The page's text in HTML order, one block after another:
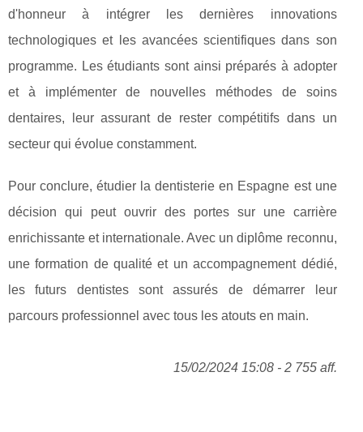
d'honneur à intégrer les dernières innovations
technologiques et les avancées scientifiques dans son
programme. Les étudiants sont ainsi préparés à adopter
et à implémenter de nouvelles méthodes de soins
dentaires, leur assurant de rester compétitifs dans un
secteur qui évolue constamment.
Pour conclure, étudier la dentisterie en Espagne est une
décision qui peut ouvrir des portes sur une carrière
enrichissante et internationale. Avec un diplôme reconnu,
une formation de qualité et un accompagnement dédié,
les futurs dentistes sont assurés de démarrer leur
parcours professionnel avec tous les atouts en main.
15/02/2024 15:08 - 2 755 aff.